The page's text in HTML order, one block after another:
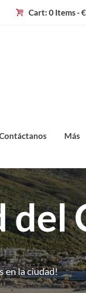
Cart: 0 Items-
Más
del
en la ciudad!